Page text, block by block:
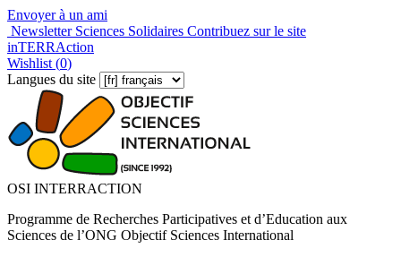
Envoyer à un ami
Newsletter Sciences Solidaires Contribuez sur le site
inTERRAction
Wishlist (0)
Langues du site
OSI INTERRACTION
Programme de Recherches Participatives et d’Education aux
Sciences de l’ONG Objectif Sciences International